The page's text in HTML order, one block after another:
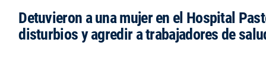
Detuvieron a una mujer en el Hospital
disturbios y agredir a trabajadores de